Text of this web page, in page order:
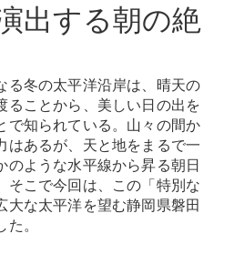
ッドモデル
出する朝の絶
る冬の太平洋沿岸は、晴天の
ることから、美しい日の出を
で知られている。山々の間か
はあるが、天と地をまるで一
のような水平線から昇る朝日
そこで今回は、この「特別な
大な太平洋を望む静岡県磐田
。